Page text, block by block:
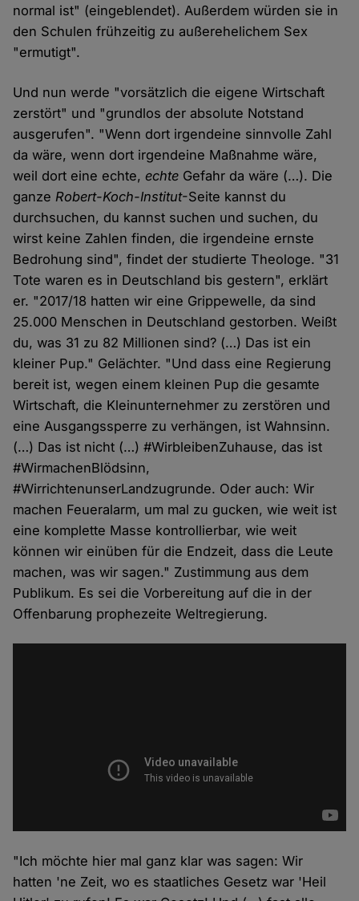
normal ist" (eingeblendet). Außerdem würden sie in
den Schulen frühzeitig zu außerehelichem Sex
"ermutigt".
Und nun werde "vorsätzlich die eigene Wirtschaft
zerstört" und "grundlos der absolute Notstand
ausgerufen". "Wenn dort irgendeine sinnvolle Zahl
da wäre, wenn dort irgendeine Maßnahme wäre,
weil dort eine echte,echte Gefahr da wäre (…). Die
ganzeRobert-Koch-Institut-Seite kannst du
durchsuchen, du kannst suchen und suchen, du
wirst keine Zahlen finden, die irgendeine ernste
Bedrohung sind", findet der studierte Theologe. "31
Tote waren es in Deutschland bis gestern", erklärt
er. "2017/18 hatten wir eine Grippewelle, da sind
25.000 Menschen in Deutschland gestorben. Weißt
du, was 31 zu 82 Millionen sind? (…) Das ist ein
kleiner Pup." Gelächter. "Und dass eine Regierung
bereit ist, wegen einem kleinen Pup die gesamte
Wirtschaft, die Kleinunternehmer zu zerstören und
eine Ausgangssperre zu verhängen, ist Wahnsinn.
(…) Das ist nicht (…) #WirbleibenZuhause, das ist
#WirmachenBlödsinn,
#WirrichtenunserLandzugrunde. Oder auch: Wir
machen Feueralarm, um mal zu gucken, wie weit ist
eine komplette Masse kontrollierbar, wie weit
können wir einüben für die Endzeit, dass die Leute
machen, was wir sagen." Zustimmung aus dem
Publikum. Es sei die Vorbereitung auf die in der
Offenbarung prophezeite Weltregierung.
"Ich möchte hier mal ganz klar was sagen: Wir
hatten 'ne Zeit, wo es staatliches Gesetz war 'Heil